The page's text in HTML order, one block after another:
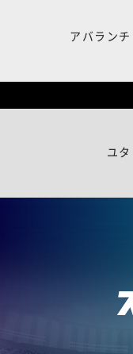
アバランチ
ユタ